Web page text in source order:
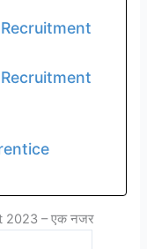
2023 – एक नजर